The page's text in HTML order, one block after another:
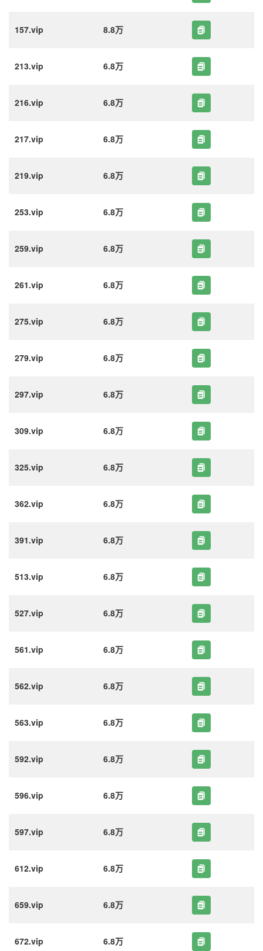
157.vip 8.8万
213.vip 6.8万
216.vip 6.8万
217.vip 6.8万
219.vip 6.8万
253.vip 6.8万
259.vip 6.8万
261.vip 6.8万
275.vip 6.8万
279.vip 6.8万
297.vip 6.8万
309.vip 6.8万
325.vip 6.8万
362.vip 6.8万
391.vip 6.8万
513.vip 6.8万
527.vip 6.8万
561.vip 6.8万
562.vip 6.8万
563.vip 6.8万
592.vip 6.8万
596.vip 6.8万
597.vip 6.8万
612.vip 6.8万
659.vip 6.8万
672.vip 6.8万